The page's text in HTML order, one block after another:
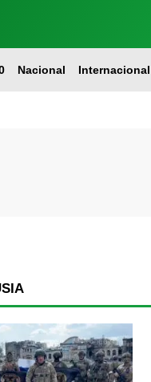
Nacional Internacional